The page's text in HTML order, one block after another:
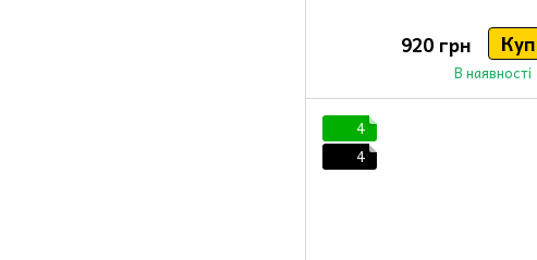
920 грн
В наявності
4
4